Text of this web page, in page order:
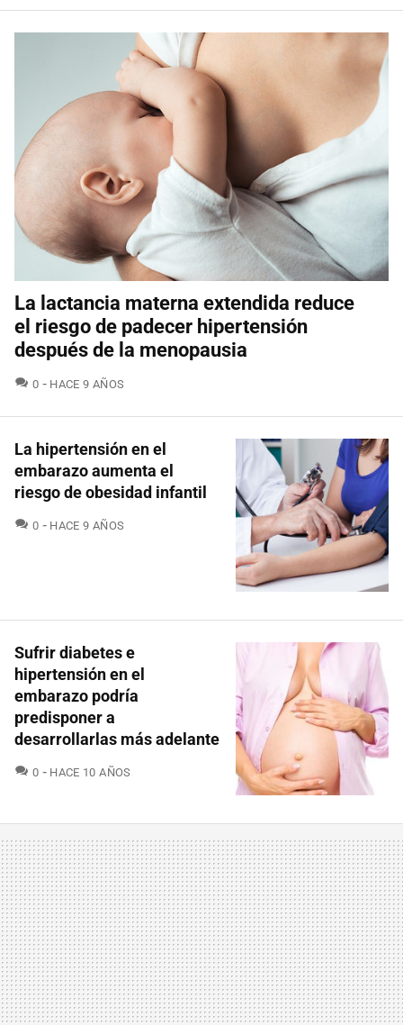
La lactancia materna extendida reduce
el riesgo de padecer hipertensión
después de la menopausia
0 COMENTARIOS
HACE 9 AÑOS
La hipertensión en el
embarazo aumenta el
riesgo de obesidad infantil
0 COMENTARIOS
HACE 9 AÑOS
Sufrir diabetes e
hipertensión en el
embarazo podría
predisponer a
desarrollarlas más adelante
0 COMENTARIOS
HACE 10 AÑOS